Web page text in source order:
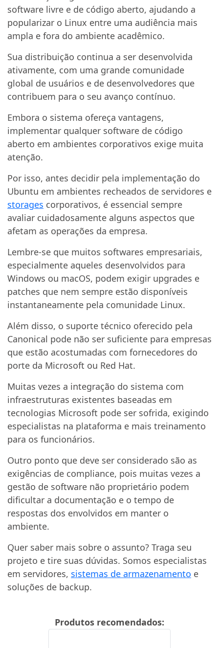
software livre e de código aberto, ajudando a
popularizar o Linux entre uma audiência mais
ampla e fora do ambiente acadêmico.
Sua distribuição continua a ser desenvolvida
ativamente, com uma grande comunidade
global de usuários e de desenvolvedores que
contribuem para o seu avanço contínuo.
Embora o sistema ofereça vantagens,
implementar qualquer software de código
aberto em ambientes corporativos exige muita
atenção.
Por isso, antes decidir pela implementação do
Ubuntu em ambientes recheados de servidores e
storages corporativos, é essencial sempre
avaliar cuidadosamente alguns aspectos que
afetam as operações da empresa.
Lembre-se que muitos softwares empresariais,
especialmente aqueles desenvolvidos para
Windows ou macOS, podem exigir upgrades e
patches que nem sempre estão disponíveis
instantaneamente pela comunidade Linux.
Além disso, o suporte técnico oferecido pela
Canonical pode não ser suficiente para empresas
que estão acostumadas com fornecedores do
porte da Microsoft ou Red Hat.
Muitas vezes a integração do sistema com
infraestruturas existentes baseadas em
tecnologias Microsoft pode ser sofrida, exigindo
especialistas na plataforma e mais treinamento
para os funcionários.
Outro ponto que deve ser considerado são as
exigências de compliance, pois muitas vezes a
gestão de software não proprietário podem
dificultar a documentação e o tempo de
respostas dos envolvidos em manter o
ambiente.
Quer saber mais sobre o assunto? Traga seu
projeto e tire suas dúvidas. Somos especialistas
em servidores, sistemas de armazenamento e
soluções de backup.
Produtos recomendados: